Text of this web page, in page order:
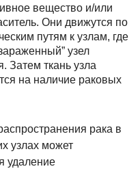
вещество и/или
Они движутся по
путям к узлам, где
узел
Затем ткань узла
на наличие раковых
рака в
узлах может
удаление